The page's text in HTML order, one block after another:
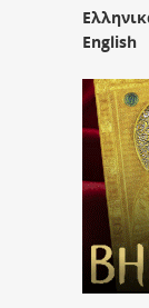
English